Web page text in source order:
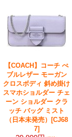
【COACH】コーチ ぺ
ブルレザー モーガン
クロスボディ 斜め掛け
スマホショルダー チェ
ーン ショルダー クラ
ッチ バッグ ミスト
（日本未発売）
[CJ68
7]